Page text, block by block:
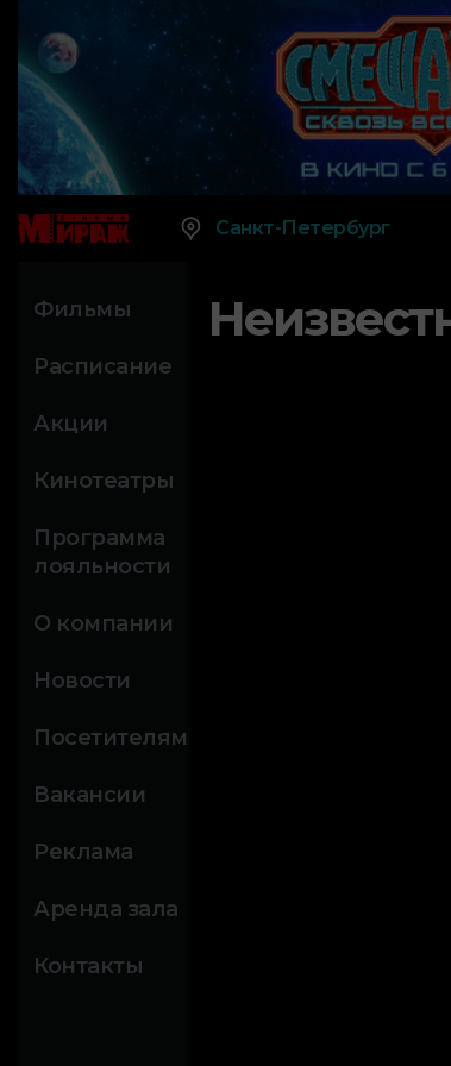
Санкт-Петербург
Фильмы
Расписание
Акции
Кинотеатры
Программа
лояльности
О компании
Новости
Посетителям
Вакансии
Реклама
Аренда зала
Контакты